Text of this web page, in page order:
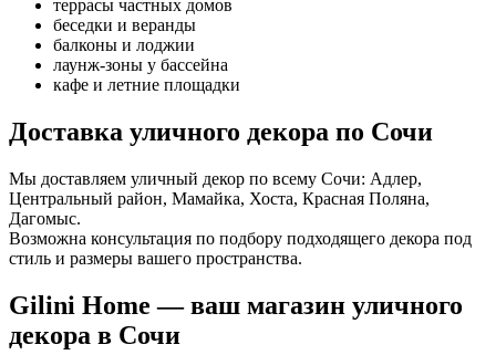
террасы частных домов
беседки и веранды
балконы и лоджии
лаунж-зоны у бассейна
кафе и летние площадки
Доставка уличного декора по Сочи
Мы доставляем уличный декор по всему Сочи: Адлер,
Центральный район, Мамайка, Хоста, Красная Поляна,
Дагомыс.
Возможна консультация по подбору подходящего декора под
стиль и размеры вашего пространства.
Gilini Home — ваш магазин уличного
декора в Сочи